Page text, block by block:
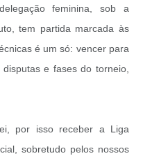
feminina, sob a
tem partida marcada às
é um só: vencer para
e fases do torneio,
por isso receber a Liga
sobretudo pelos nossos